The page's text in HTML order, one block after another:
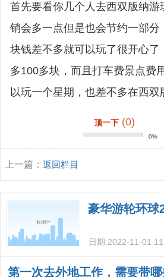
首先要看你几个人去西双版纳
销会多一点但是也会节约一部
块钱差不多就可以玩了很开心
多100多块，而且打车费景点费
以玩一个星期，也差不多在西双
顶一下 (0)
0%
上一篇： 返回栏目
豪华游轮环球
日期:2022-11-01
第一次去外地工作，需要带